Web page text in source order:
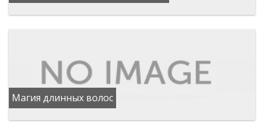
Магия длинных волос